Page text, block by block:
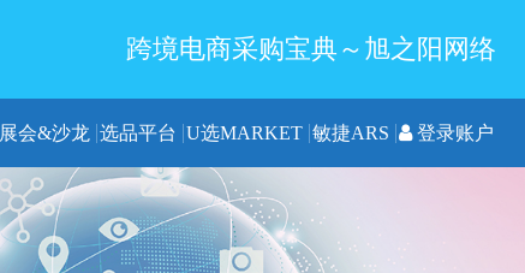
跨境电商采购宝典～旭之阳网络
展会&沙龙 选品平台 U选MARKET 敏捷ARS 登录账户